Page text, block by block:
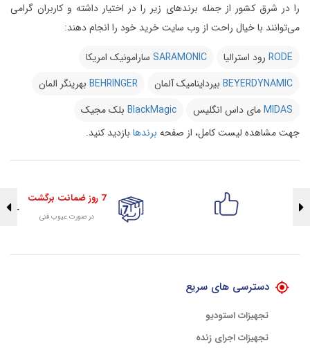
را در شرق کشور از جمله برندهای زیر را در اختیار داشته و کاربران گرامی
می‌توانند با خیال راحت از وب سایت خرید خود را انجام دهند:
RODE رود استرالیا SARAMONIC سارامونیک امریکا
BEYERDYNAMIC بیرداینامیک آلمان BEHRINGER بهرینگر المان
MIDASمای داس انگلیس BlackMagic بلک مجیک
جهت مشاهده لیست کامل، از صفحه برندها بازدید کنید.
7 روز ضمانت برگشت
در صورت عیوب فنی
دسترسی های سریع
تجهیزات استودیو
تجهیزات اجرای زنده